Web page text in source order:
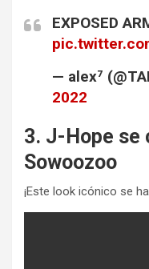
EXPOSED
— alex⁷
2022
3. J-Hope se
Sowoozoo
¡Este look icónico se